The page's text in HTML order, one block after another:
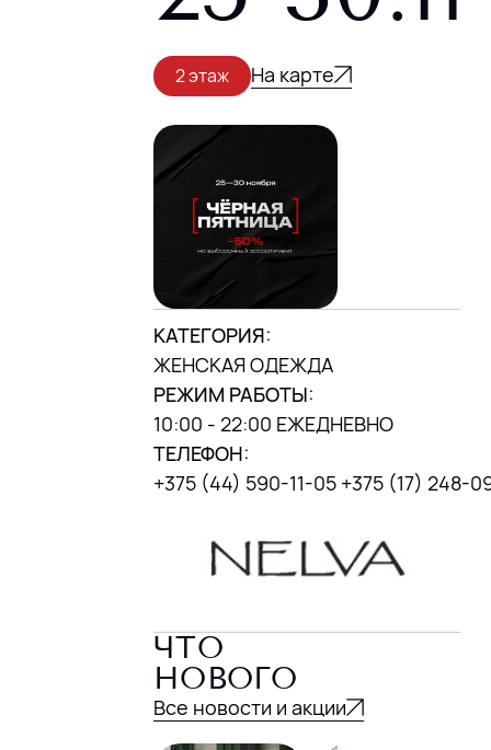
центр»)
МЫ В INSTAGRAM
2 этаж На карте
КАТЕГОРИЯ:
ЖЕНСКАЯ ОДЕЖДА
РЕЖИМ РАБОТЫ:
10:00 - 22:00 ЕЖЕДНЕВНО
ТЕЛЕФОН:
+375 (44) 590-11-05 +375 (17) 248-
ЧТО
НОВОГО
Все новости и акции